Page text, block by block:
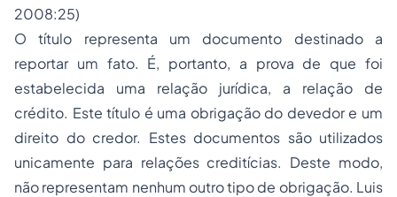
2008:25)
O título representa um documento destinado a
reportar um fato. É, portanto, a prova de que foi
estabelecida uma relação jurídica, a relação de
crédito. Este título é uma obrigação do devedor e um
direito do credor. Estes documentos são utilizados
unicamente para relações creditícias. Deste modo,
não representam nenhum outro tipo de obrigação. Luis